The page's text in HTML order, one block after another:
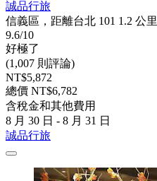
誠品行旅
信義區，距離台北 101 1.2 公里
9.6/10
好極了
(1,007 則評論)
NT$5,872
總價 NT$6,782
含稅金和其他費用
8 月 30 日 - 8 月 31 日
誠品行旅